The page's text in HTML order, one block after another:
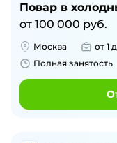
Повар в
от 100 000 руб.
Москва от 1
Полная занятость